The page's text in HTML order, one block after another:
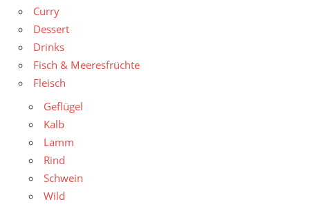
Curry
Dessert
Drinks
Fisch & Meeresfrüchte
Fleisch
Geflügel
Kalb
Lamm
Rind
Schwein
Wild